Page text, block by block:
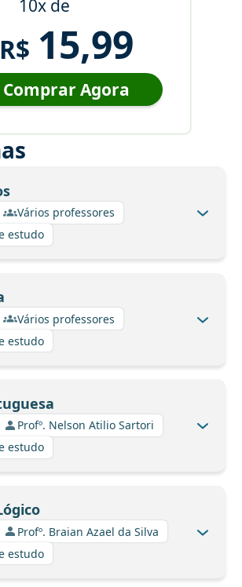
10x de
R$ 15,99
Comprar Agora
Vários professores
estudo
Vários professores
estudo
Profº. Nelson Atilio Sartori
estudo
Profº. Braian Azael da Silva
estudo